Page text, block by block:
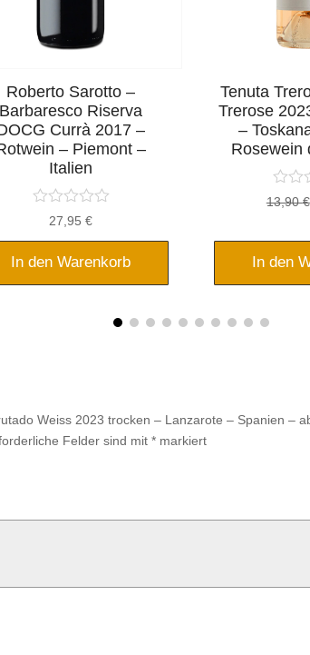
Roberto Sarotto –
Barbaresco Riserva
Currà 2017 –
– Piemont –
Italien
27,95€
In den Warenkorb
Tenuta
Trerose
–
Rosewein
13,90€
In den
Weiss 2023 trocken – Lanzarote – Spanien –
Felder sind mit* markiert